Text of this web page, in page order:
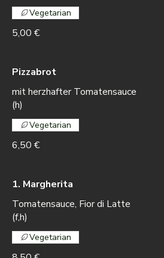
5,00 €
Vegetarian
Pizzabrot
mit herzhafter Tomatensauce
(h)
6,50 €
Vegetarian
1. Margherita
Tomatensauce, Fior di Latte
(f,h)
Vegetarian